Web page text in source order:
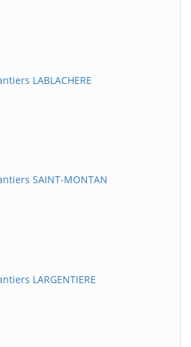
LABLACHERE
SAINT-MONTAN
LARGENTIERE